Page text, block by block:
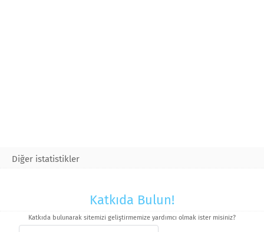
Diğer istatistikler
Katkıda Bulun!
Katkıda bulunarak sitemizi geliştirmemize yardımcı olmak ister misiniz?